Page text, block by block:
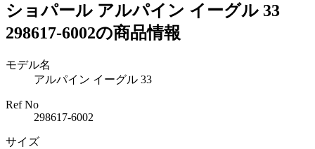
ショパール アルパイン イーグル 33
298617-6002の商品情報
モデル名
アルパイン イーグル 33
Ref No
298617-6002
サイズ